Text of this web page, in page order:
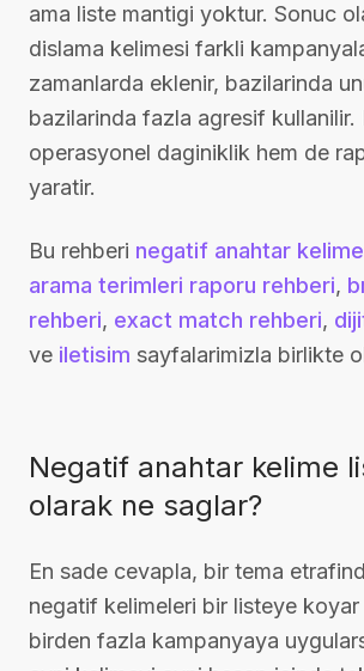
ama liste mantigi yoktur. Sonuc
dislama kelimesi farkli
zamanlarda eklenir, bazilarinda
bazilarinda fazla agresif kullanilir.
operasyonel daginiklik hem de
yaratir.
Bu rehberi negatif anahtar
arama terimleri raporu rehberi,
rehberi, exact match rehberi,
ve iletisim sayfalarimizla birlikte
Negatif anahtar kelime
olarak ne saglar?
En sade cevapla, bir tema
negatif kelimeleri bir listeye
birden fazla kampanyaya